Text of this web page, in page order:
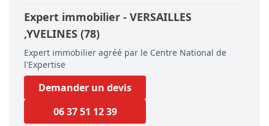
Expert immobilier - VERSAILLES
,YVELINES (78)
Expert immobilier agréé par le Centre National de
l'Expertise
Demander un devis
06 37 51 12 39